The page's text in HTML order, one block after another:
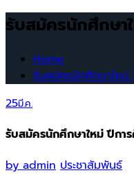
รับสมัครนักศึกษา
Home
รับสมัครนักศึกษาให
25มี.ค.
รับสมัครนักศึกษาใหม่ ปีกา
byadmin ประชาสัมพันธ์